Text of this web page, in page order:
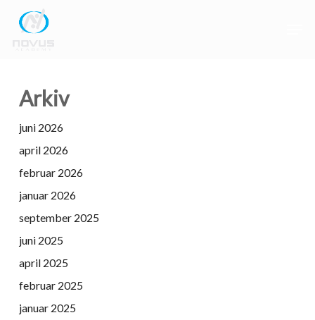
Arkiv
juni 2026
april 2026
februar 2026
januar 2026
september 2025
juni 2025
april 2025
februar 2025
januar 2025